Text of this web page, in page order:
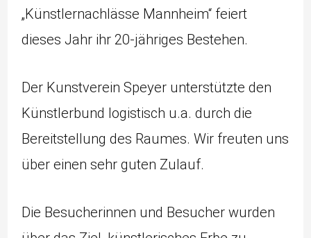
„Künstlernachlässe Mannheim“ feiert
dieses Jahr ihr 20-jähriges Bestehen.
Der Kunstverein Speyer unterstützte den
Künstlerbund logistisch u.a. durch die
Bereitstellung des Raumes. Wir freuten uns
über einen sehr guten Zulauf.
Die Besucherinnen und Besucher wurden